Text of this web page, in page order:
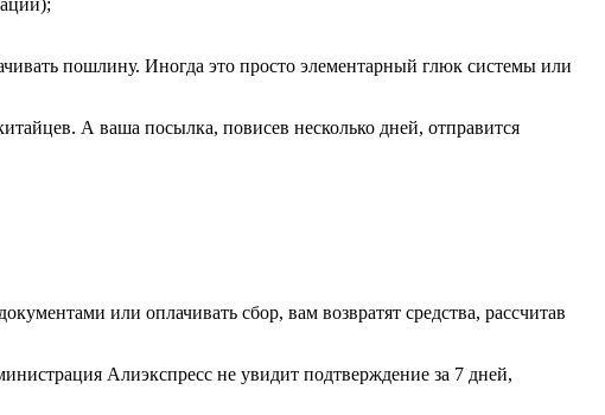
пошлину. Иногда это просто элементарный глюк системы или
А ваша посылка, повисев несколько дней, отправится
или оплачивать сбор, вам возвратят средства, рассчитав
Алиэкспресс не увидит подтверждение за 7 дней,